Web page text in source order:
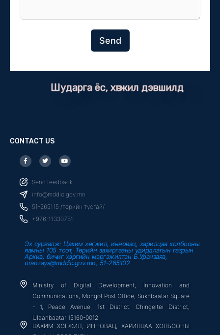
Send
Шударга ёс, хөгжил дэвшилд
CONTACT US
F
a
c
b
o
o
k
f
T
w
i
t
r
Y
o
u
u
e
Send feedback
info@mddic.gov.mn
51-265115 /төрийн тусгай/
+976-11330781
Эх сурвалж: Цахим хөгжил, инновац, харилцаа холбооны
яамны 105 тоот, Төрийн захиргааны удирдлагын газрын
Архив, бичиг хэргийн мэргэжилтэн Б.Уранзаяа,
uranzaya@mddic.gov.mn, 51-265102
Ministry of Digital Development, Innovation and
Communications, Mongol Post Office, Sukhbaatar Square
- 1, Peace Avenue, 1st District, Chingeltei District,
Ulaanbaatar 15160-0012
ЦАХИМ ХӨГЖИЛ, ИННОВАЦ, ХАРИЛЦАА ХОЛБООНЫ